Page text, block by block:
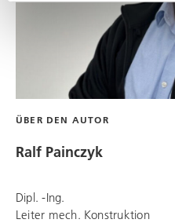
ÜBER DEN AUTOR
Ralf Painczyk
Dipl. -Ing.
Leiter mech. Konstruktion